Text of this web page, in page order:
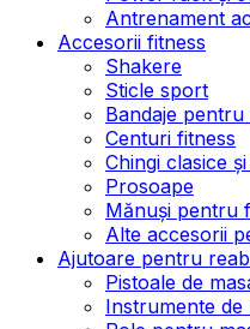
Antrenament
Accesorii fitness
Shakere
Sticle sport
Bandaje
Centuri fitness
Chingi clasice
Prosoape
Mănuși pentru
Alte accesorii
Ajutoare pentru
Pistoale de
Instrumente de